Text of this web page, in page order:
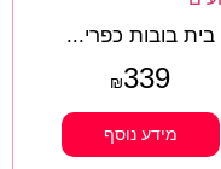
בית בובות כפרי...
₪339
מידע נוסף